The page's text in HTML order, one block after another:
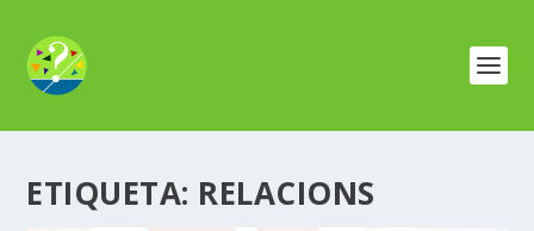
ETIQUETA: RELACIONS